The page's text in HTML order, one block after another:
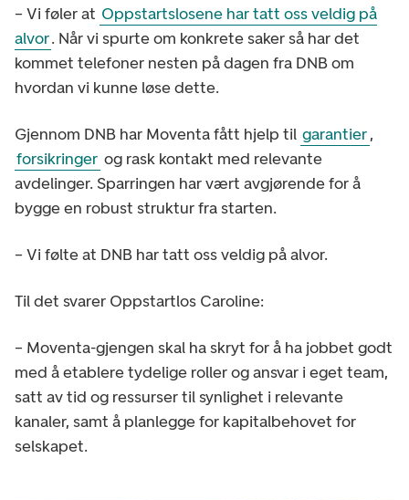
– Vi føler at Oppstartslosene har tatt oss veldig på
alvor. Når vi spurte om konkrete saker så har det
kommet telefoner nesten på dagen fra DNB om
hvordan vi kunne løse dette.
Gjennom DNB har Moventa fått hjelp til garantier,
forsikringer og rask kontakt med relevante
avdelinger. Sparringen har vært avgjørende for å
bygge en robust struktur fra starten.
– Vi følte at DNB har tatt oss veldig på alvor.
Til det svarer Oppstartlos Caroline:
– Moventa-gjengen skal ha skryt for å ha jobbet godt
med å etablere tydelige roller og ansvar i eget team,
satt av tid og ressurser til synlighet i relevante
kanaler, samt å planlegge for kapitalbehovet for
selskapet.